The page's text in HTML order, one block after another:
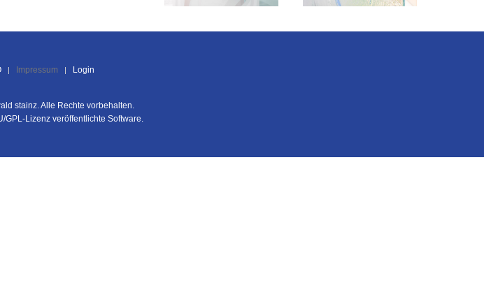
Impressum Login
stainz. Alle Rechte vorbehalten.
GPL-Lizenz veröffentlichte Software.